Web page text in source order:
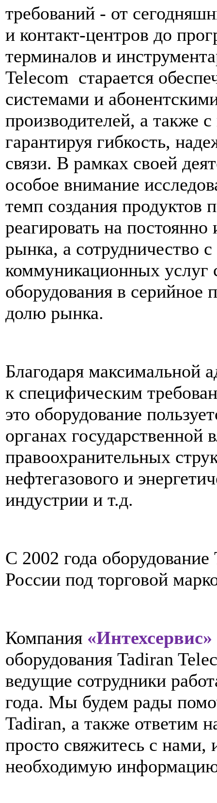
требований - от
и контакт-центров до
терминалов и
Telecom старается
системами и
производителей, а также
гарантируя гибкость,
связи. В рамках своей
особое внимание
темп создания продуктов
реагировать на
рынка, а сотрудничество
коммуникационных услуг
оборудования в серийное
долю рынка.
Благодаря максимальной
к специфическим
это оборудование
органах государственной
правоохранительных
нефтегазового и
индустрии и т.д.
C 2002 года
России под торговой
Компания «Интехсервис»
оборудования Tadiran
ведущие сотрудники
года. Мы будем рады
Tadiran, а также ответим
просто свяжитесь с
необходимую